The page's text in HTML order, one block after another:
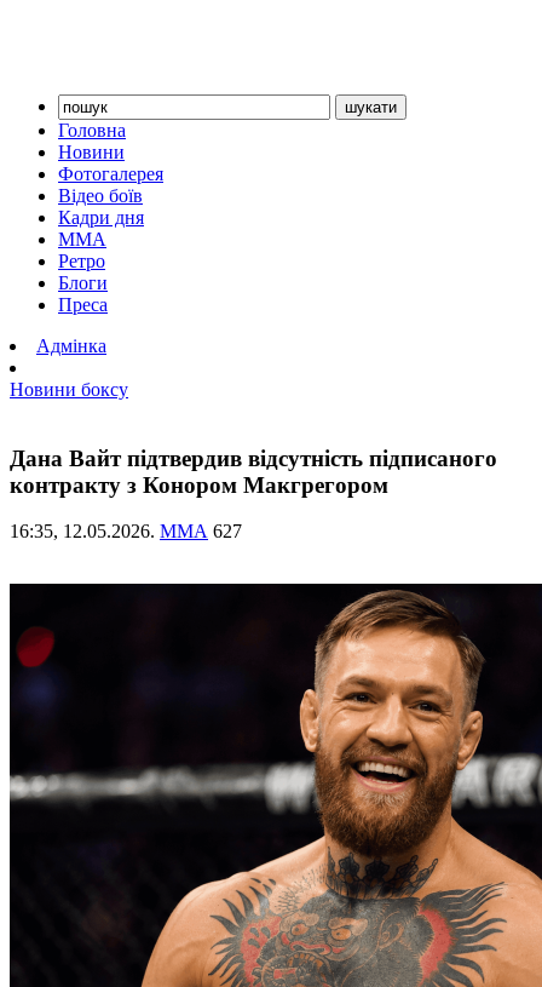
Головна
Новини
Фотогалерея
Відео боїв
Кадри дня
ММА
Ретро
Блоги
Преса
Адмінка
Новини боксу
Дана Вайт підтвердив відсутність підписаного
контракту з Конором Макгрегором
16:35, 12.05.2026. ММА 627